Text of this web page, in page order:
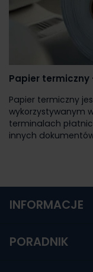
Papier termiczny
Papier termiczny
wykorzystywanym
terminalach
innych
INFORMACJE
PORADNIK